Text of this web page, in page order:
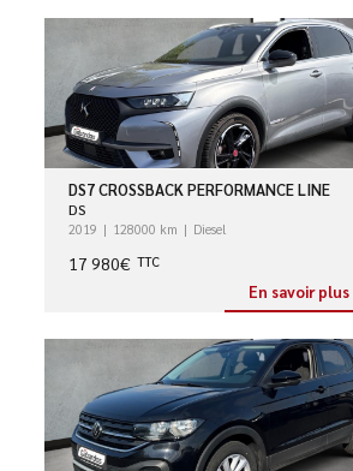
DS7 CROSSBACK PERFORMANCE LINE
DS
2019 128000 km Diesel
17 980€ TTC
En savoir plus